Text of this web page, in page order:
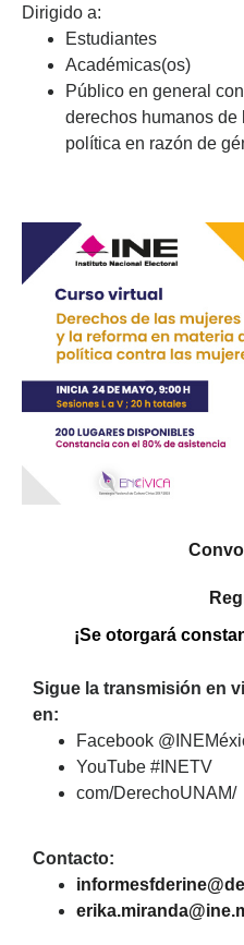
Dirigido a:
Estudiantes
Académicas(os)
Público en general
derechos humanos
política en razón de
¡Se otorgará
Sigue la transmisión en
en:
Facebook
YouTube #INETV
com/DerechoUNAM/
Contacto: